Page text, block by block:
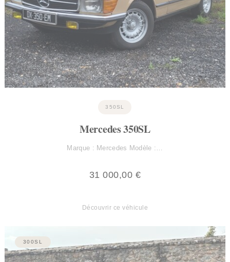
350SL
Mercedes 350SL
Marque : Mercedes Modèle :…
31 000,00 €
Découvrir ce véhicule
300SL